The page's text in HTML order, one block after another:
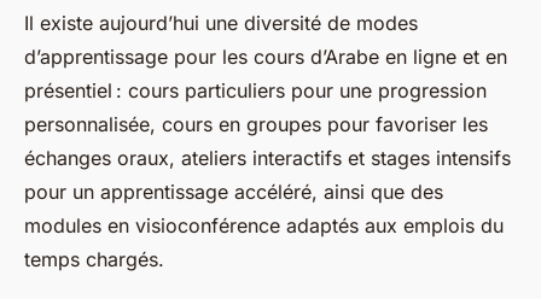
Il existe aujourd’hui une diversité de modes
d’apprentissage pour les cours d’Arabe en ligne et en
présentiel : cours particuliers pour une progression
personnalisée, cours en groupes pour favoriser les
échanges oraux, ateliers interactifs et stages intensifs
pour un apprentissage accéléré, ainsi que des
modules en visioconférence adaptés aux emplois du
temps chargés.